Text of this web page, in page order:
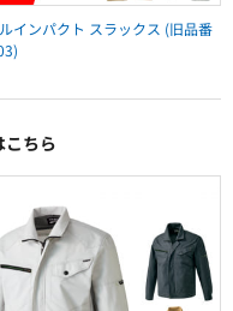
インパクト スラックス (旧品番
こちら